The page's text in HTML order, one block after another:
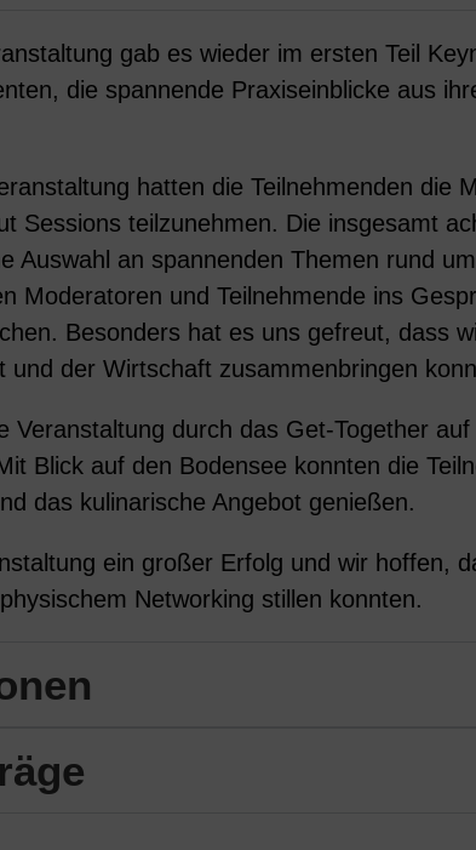
gab es wieder im ersten Teil
die spannende Praxiseinblicke aus
hatten die Teilnehmenden die
Sessions teilzunehmen. Die insgesamt
Auswahl an spannenden Themen rund
Moderatoren und Teilnehmende ins
Besonders hat es uns gefreut, dass
und der Wirtschaft zusammenbringen
Veranstaltung durch das Get-Together
Blick auf den Bodensee konnten die
das kulinarische Angebot genießen.
ein großer Erfolg und wir hoffen,
Networking stillen konnten.